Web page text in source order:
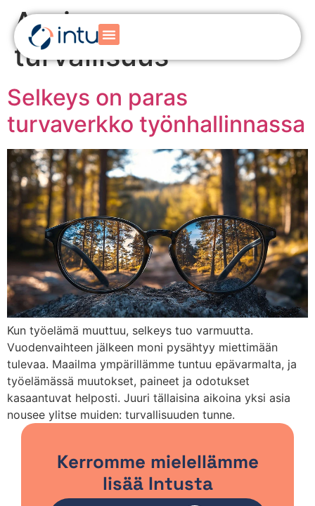
Avainsana:
turvallisuus
Selkeys on paras
turvaverkko työnhallinnassa
Kun työelämä muuttuu, selkeys tuo varmuutta.
Vuodenvaihteen jälkeen moni pysähtyy miettimään
tulevaa. Maailma ympärillämme tuntuu epävarmalta, ja
työelämässä muutokset, paineet ja odotukset
kasaantuvat helposti. Juuri tällaisina aikoina yksi asia
nousee ylitse muiden: turvallisuuden tunne.
Kerromme mielellämme
lisää Intusta